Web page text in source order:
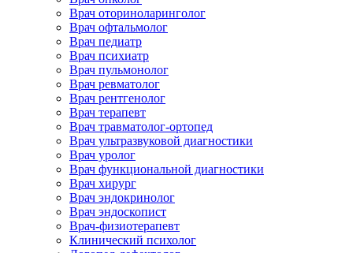
Врач оториноларинголог
Врач офтальмолог
Врач педиатр
Врач психиатр
Врач пульмонолог
Врач ревматолог
Врач рентгенолог
Врач терапевт
Врач травматолог-ортопед
Врач ультразвуковой диагностики
Врач уролог
Врач функциональной диагностики
Врач хирург
Врач эндокринолог
Врач эндоскопист
Врач-физиотерапевт
Клинический психолог